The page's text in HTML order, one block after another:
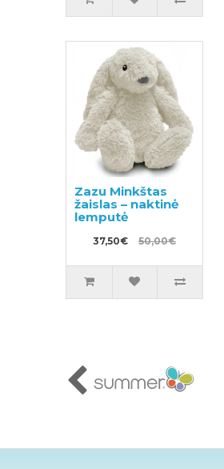
Zazu Minkštas
žaislas – naktinė
lemputė
37,50€ 50,00€